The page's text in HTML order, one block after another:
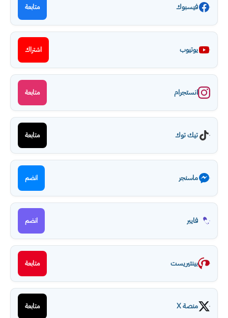
فيسبوك متابعة
يوتيوب اشتراك
انستجرام متابعة
تيك توك متابعة
ماسنجر انضم
فايبر انضم
بينتيريست متابعة
منصة X متابعة